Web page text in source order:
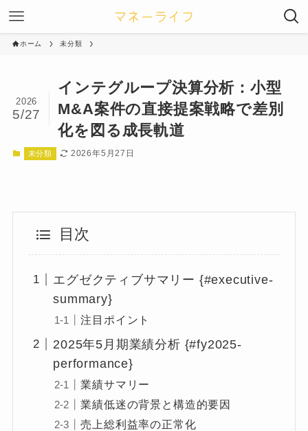
ホーム 未分類
インテグループ決算分析：小型
M&A案件の直接提案戦略で差別
化を図る成長軌道
2026
5/27
未分類 2026年5月27日
目次
エグゼクティブサマリー {#executive-
summary}
注目ポイント
2025年5月期業績分析 {#fy2025-
performance}
業績サマリー
業績低迷の背景と構造的要因
売上総利益率の正常化